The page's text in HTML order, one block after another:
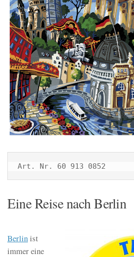
Art. Nr. 60 913 0852
Eine Reise nach Berlin
Berlinist
immer eine